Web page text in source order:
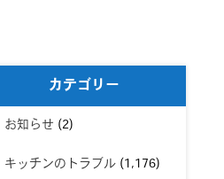
カテゴリー
お知らせ (2)
キッチンのトラブル(1,176)